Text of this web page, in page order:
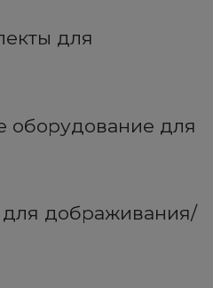
для
оборудование для
для дображивания/